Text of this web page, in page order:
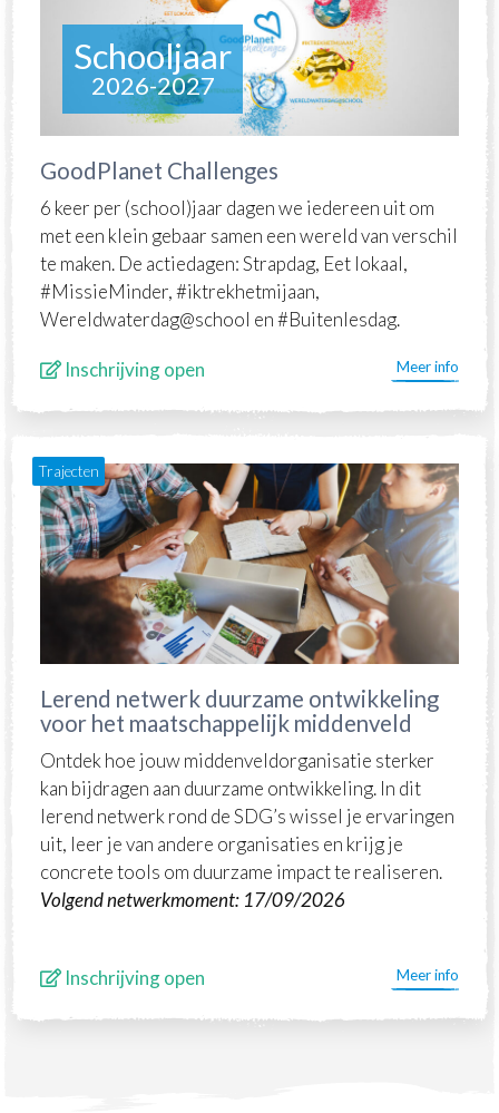
Schooljaar
2026-2027
GoodPlanet Challenges
6 keer per (school)jaar dagen we iedereen uit om
met een klein gebaar samen een wereld van verschil
te maken. De actiedagen: Strapdag, Eet lokaal,
#MissieMinder, #iktrekhetmijaan,
Wereldwaterdag@school en #Buitenlesdag.
Inschrijving open Meer info
Trajecten
Lerend netwerk duurzame ontwikkeling
voor het maatschappelijk middenveld
Ontdek hoe jouw middenveldorganisatie sterker
kan bijdragen aan duurzame ontwikkeling. In dit
lerend netwerk rond de SDG’s wissel je ervaringen
uit, leer je van andere organisaties en krijg je
concrete tools om duurzame impact te realiseren.
Volgend netwerkmoment: 17/09/2026
Inschrijving open Meer info